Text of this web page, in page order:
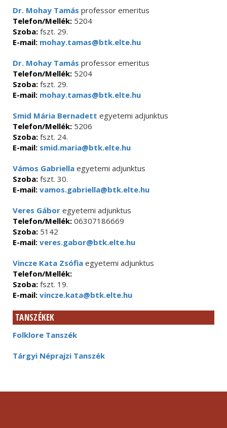
Dr. Mohay Tamás professor emeritus
Telefon/Mellék: 5204
Szoba: fszt. 29.
E-mail: mohay.tamas@btk.elte.hu
Dr. Mohay Tamás professor emeritus
Telefon/Mellék: 5204
Szoba: fszt. 29.
E-mail: mohay.tamas@btk.elte.hu
Smid Mária Bernadett egyetemi adjunktus
Telefon/Mellék: 5206
Szoba: fszt. 24.
E-mail: smid.maria@btk.elte.hu
Vámos Gabriella egyetemi adjunktus
Szoba: fszt. 30.
E-mail: vamos.gabriella@btk.elte.hu
Veres Gábor egyetemi adjunktus
Telefon/Mellék: 06307186669
Szoba: 5142
E-mail: veres.gabor@btk.elte.hu
Vincze Kata Zsófia egyetemi adjunktus
Telefon/Mellék:
Szoba: fszt. 19.
E-mail: vincze.kata@btk.elte.hu
TANSZÉKEK
Folklore Tanszék
Tárgyi Néprajzi Tanszék